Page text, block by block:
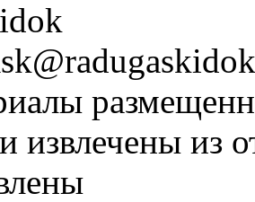
извлечены из